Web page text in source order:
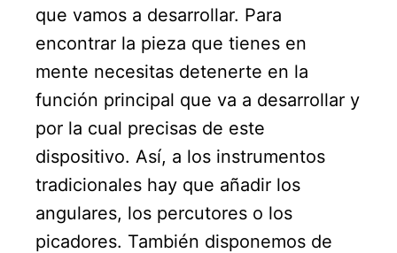
que vamos a desarrollar. Para
encontrar la pieza que tienes en
mente necesitas detenerte en la
función principal que va a desarrollar y
por la cual precisas de este
dispositivo. Así, a los instrumentos
tradicionales hay que añadir los
angulares, los percutores o los
picadores. También disponemos de